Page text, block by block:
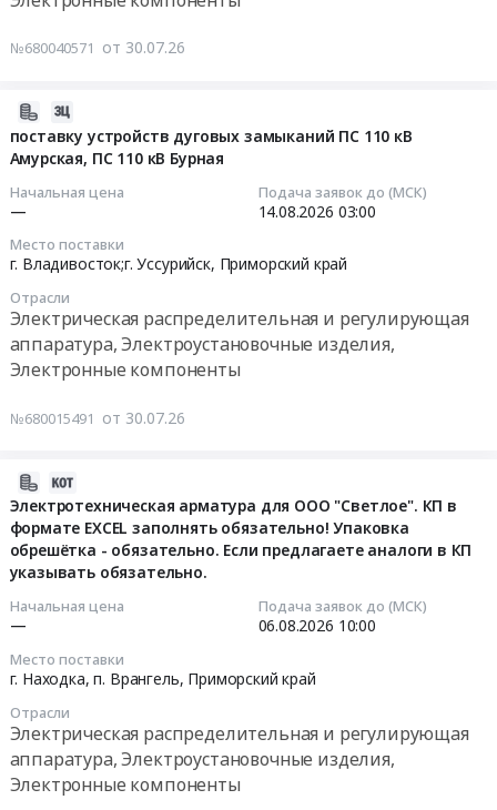
№680040571 от 30.07.26
поставку устройств дуговых замыканий ПС 110 кВ
Амурская, ПС 110 кВ Бурная
Начальная цена
—
Подача заявок до (МСК)
14.08.2026 03:00
Место поставки
г. Владивосток;г. Уссурийск, Приморский край
Отрасли
Электрическая распределительная и регулирующая
аппаратура, Электроустановочные изделия,
Электронные компоненты
№680015491 от 30.07.26
Электротехническая арматура для ООО "Светлое". КП в
формате EXCEL заполнять обязательно! Упаковка
обрешётка - обязательно. Если предлагаете аналоги в КП
указывать обязательно.
Начальная цена
—
Подача заявок до (МСК)
06.08.2026 10:00
Место поставки
г. Находка, п. Врангель, Приморский край
Отрасли
Электрическая распределительная и регулирующая
аппаратура, Электроустановочные изделия,
Электронные компоненты